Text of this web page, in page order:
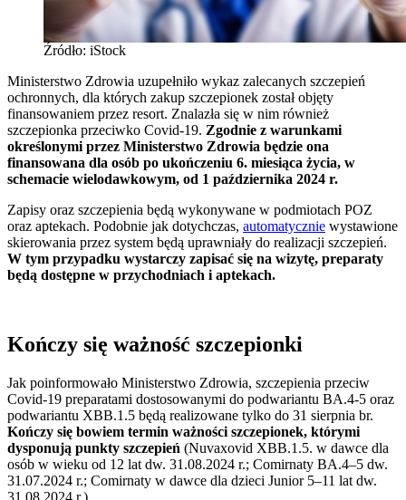
Źródło: iStock
Ministerstwo Zdrowia uzupełniło wykaz zalecanych szczepień
ochronnych, dla których zakup szczepionek został objęty
finansowaniem przez resort. Znalazła się w nim również
szczepionka przeciwko Covid-19. Zgodnie z warunkami
określonymi przez Ministerstwo Zdrowia będzie ona
finansowana dla osób po ukończeniu 6. miesiąca życia, w
schemacie wielodawkowym, od 1 października 2024 r.
Zapisy oraz szczepienia będą wykonywane w podmiotach POZ
oraz aptekach. Podobnie jak dotychczas, automatycznie wystawione
skierowania przez system będą uprawniały do realizacji szczepień.
W tym przypadku wystarczy zapisać się na wizytę, preparaty
będą dostępne w przychodniach i aptekach.
Kończy się ważność szczepionki
Jak poinformowało Ministerstwo Zdrowia, szczepienia przeciw
Covid-19 preparatami dostosowanymi do podwariantu BA.4-5 oraz
podwariantu XBB.1.5 będą realizowane tylko do 31 sierpnia br.
Kończy się bowiem termin ważności szczepionek, którymi
dysponują punkty szczepień (Nuvaxovid XBB.1.5. w dawce dla
osób w wieku od 12 lat dw. 31.08.2024 r.; Comirnaty BA.4–5 dw.
31.07.2024 r.; Comirnaty w dawce dla dzieci Junior 5–11 lat dw.
31.08.2024 r.).